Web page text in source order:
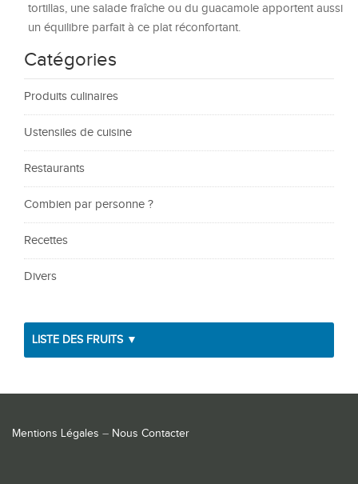
tortillas, une salade fraîche ou du guacamole apportent aussi
un équilibre parfait à ce plat réconfortant.
Catégories
Produits culinaires
Ustensiles de cuisine
Restaurants
Combien par personne ?
Recettes
Divers
LISTE DES FRUITS ▼
Mentions Légales – Nous Contacter